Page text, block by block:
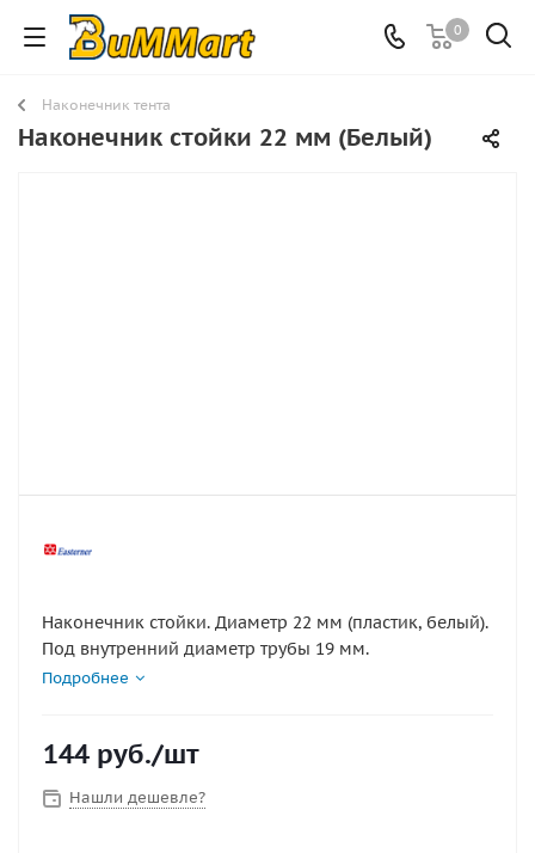
0
Наконечник тента
Наконечник стойки 22 мм (Белый)
Наконечник стойки. Диаметр 22 мм (пластик, белый).
Под внутренний диаметр трубы 19 мм.
Подробнее
144 руб./шт
Нашли дешевле?